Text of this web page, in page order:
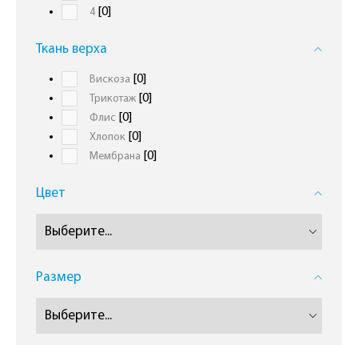
4[0]
Ткань верха
Вискоза [0]
Трикотаж [0]
Флиc [0]
Хлопок [0]
Мембрана [0]
Цвет
Размер